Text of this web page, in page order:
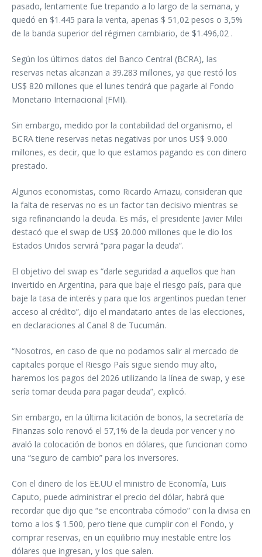
pasado, lentamente fue trepando a lo largo de la semana, y
quedó en $1.445 para la venta, apenas $ 51,02 pesos o 3,5%
de la banda superior del régimen cambiario, de $1.496,02 .
Según los últimos datos del Banco Central (BCRA), las
reservas netas alcanzan a 39.283 millones, ya que restó los
US$ 820 millones que el lunes tendrá que pagarle al Fondo
Monetario Internacional (FMI).
Sin embargo, medido por la contabilidad del organismo, el
BCRA tiene reservas netas negativas por unos US$ 9.000
millones, es decir, que lo que estamos pagando es con dinero
prestado.
Algunos economistas, como Ricardo Arriazu, consideran que
la falta de reservas no es un factor tan decisivo mientras se
siga refinanciando la deuda. Es más, el presidente Javier Milei
destacó que el swap de US$ 20.000 millones que le dio los
Estados Unidos servirá “para pagar la deuda”.
El objetivo del swap es “darle seguridad a aquellos que han
invertido en Argentina, para que baje el riesgo país, para que
baje la tasa de interés y para que los argentinos puedan tener
acceso al crédito”, dijo el mandatario antes de las elecciones,
en declaraciones al Canal 8 de Tucumán.
“Nosotros, en caso de que no podamos salir al mercado de
capitales porque el Riesgo País sigue siendo muy alto,
haremos los pagos del 2026 utilizando la línea de swap, y ese
sería tomar deuda para pagar deuda”, explicó.
Sin embargo, en la última licitación de bonos, la secretaría de
Finanzas solo renovó el 57,1% de la deuda por vencer y no
avaló la colocación de bonos en dólares, que funcionan como
una “seguro de cambio” para los inversores.
Con el dinero de los EE.UU el ministro de Economía, Luis
Caputo, puede administrar el precio del dólar, habrá que
recordar que dijo que “se encontraba cómodo” con la divisa en
torno a los $ 1.500, pero tiene que cumplir con el Fondo, y
comprar reservas, en un equilibrio muy inestable entre los
dólares que ingresan, y los que salen.